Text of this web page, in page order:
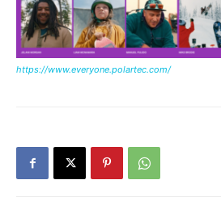
https://www.everyone.polartec.com/